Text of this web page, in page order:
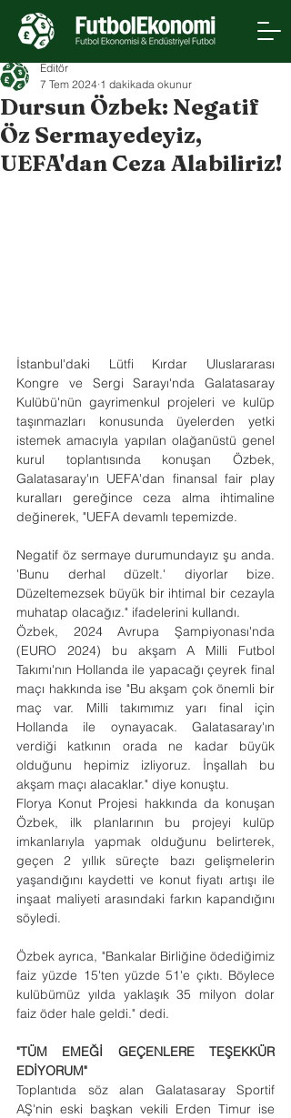
Dursun Özbek: Negatif
Öz Sermayedeyiz,
UEFA'dan Ceza Alabiliriz!
Editör
7 Tem 2024 1 dakikada okunur
İstanbul'daki Lütfi Kırdar Uluslararası
Kongre ve Sergi Sarayı'nda Galatasaray
Kulübü'nün gayrimenkul projeleri ve kulüp
taşınmazları konusunda üyelerden yetki
istemek amacıyla yapılan olağanüstü genel
kurul toplantısında konuşan Özbek,
Galatasaray'ın UEFA'dan finansal fair play
kuralları gereğince ceza alma ihtimaline
değinerek, "UEFA devamlı tepemizde.
Negatif öz sermaye durumundayız şu anda.
'Bunu derhal düzelt.' diyorlar bize.
Düzeltemezsek büyük bir ihtimal bir cezayla
muhatap olacağız." ifadelerini kullandı.
Özbek, 2024 Avrupa Şampiyonası'nda
(EURO 2024) bu akşam A Milli Futbol
Takımı'nın Hollanda ile yapacağı çeyrek final
maçı hakkında ise "Bu akşam çok önemli bir
maç var. Milli takımımız yarı final için
Hollanda ile oynayacak. Galatasaray'ın
verdiği katkının orada ne kadar büyük
olduğunu hepimiz izliyoruz. İnşallah bu
akşam maçı alacaklar." diye konuştu.
Florya Konut Projesi hakkında da konuşan
Özbek, ilk planlarının bu projeyi kulüp
imkanlarıyla yapmak olduğunu belirterek,
geçen 2 yıllık süreçte bazı gelişmelerin
yaşandığını kaydetti ve konut fiyatı artışı ile
inşaat maliyeti arasındaki farkın kapandığını
söyledi.
Özbek ayrıca, "Bankalar Birliğine ödediğimiz
faiz yüzde 15'ten yüzde 51'e çıktı. Böylece
kulübümüz yılda yaklaşık 35 milyon dolar
faiz öder hale geldi." dedi.
"TÜM EMEĞİ GEÇENLERE TEŞEKKÜR
EDİYORUM"
Toplantıda söz alan Galatasaray Sportif
AŞ'nin eski başkan vekili Erden Timur ise